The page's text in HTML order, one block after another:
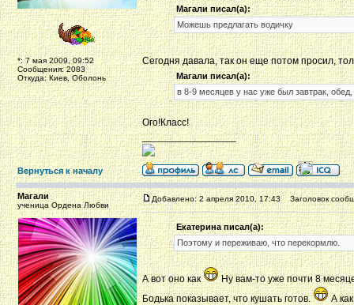
*: 7 мая 2009, 09:52
Сообщения: 2083
Откуда: Киев, Оболонь
Магали писал(а):
Можешь предлагать водичку
Сегодня давала, так он еще потом просил,
Магали писал(а):
в 8-9 месяцев у нас уже был завтрак,
Ого!Класс!
_________________
Вернуться к началу
Магали
ученица Ордена Любви
Добавлено: 2 апреля 2010, 17:43 Заголовок
Екатерина писал(а):
Поэтому и переживаю, что перекормлю.
А вот оно как
Ну вам-то уже почти 8
Бодька показывает, что кушать готов.
А